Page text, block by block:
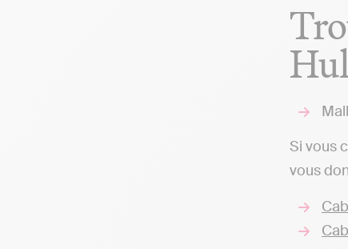
Si vous
vous